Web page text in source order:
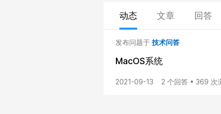
动态 文章 回答
发布问题于 技术问答
MacOS系统
2021-09-13 2 个回答 • 369 次